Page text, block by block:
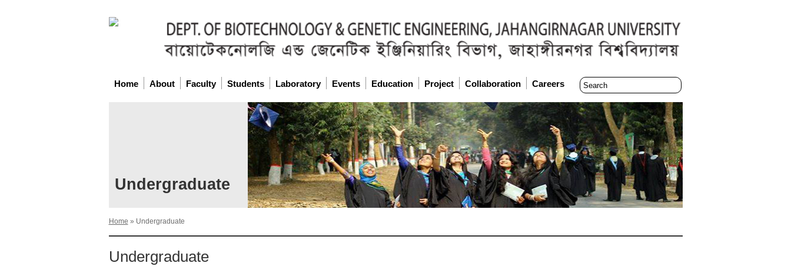
Home About Faculty Students Laboratory Events Education Project Collaboration Careers
Undergraduate
Home » Undergraduate
Undergraduate